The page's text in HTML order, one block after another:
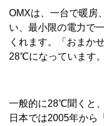
OMXは、一台で暖房
い、最小限の電力で
くれます。「おまか
28℃になっています。
一般的に28℃聞くと
日本では2005年から